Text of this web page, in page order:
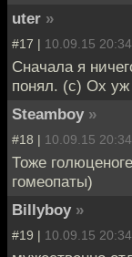
uter »
#17 | 10.09.15 20:34
Сначала я
понял. (с) Ох
Steamboy »
#18 | 10.09.15 20:34
Тоже
гомеопаты)
Billyboy »
#19 | 10.09.15 20:34